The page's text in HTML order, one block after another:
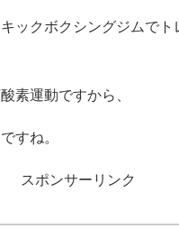
ックボクシングジムでト
素運動ですから、
すね。
スポンサーリンク